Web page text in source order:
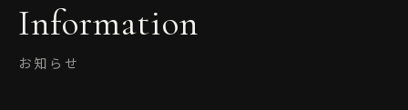
Information
お知らせ